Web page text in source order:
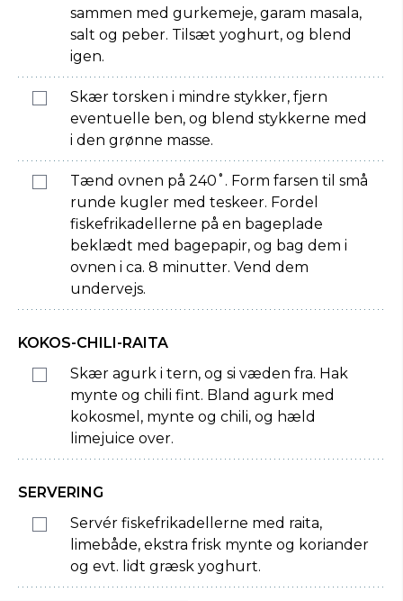
sammen med gurkemeje, garam masala,
salt og peber. Tilsæt yoghurt, og blend
igen.
Skær torsken i mindre stykker, fjern
eventuelle ben, og blend stykkerne med
i den grønne masse.
Tænd ovnen på 240˚. Form farsen til små
runde kugler med teskeer. Fordel
fiskefrikadellerne på en bageplade
beklædt med bagepapir, og bag dem i
ovnen i ca. 8 minutter. Vend dem
undervejs.
KOKOS-CHILI-RAITA
Skær agurk i tern, og si væden fra. Hak
mynte og chili fint. Bland agurk med
kokosmel, mynte og chili, og hæld
limejuice over.
SERVERING
Servér fiskefrikadellerne med raita,
limebåde, ekstra frisk mynte og koriander
og evt. lidt græsk yoghurt.